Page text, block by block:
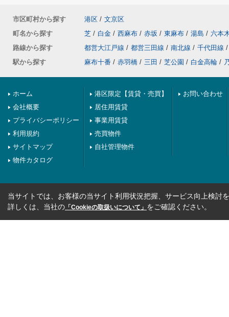
市区町村から探す 港区 / 文京区
町名から探す
芝 / 白金 / 西麻布 / 赤坂 / 東麻布 / 湯島 / 六本
路線から探す
都営大江戸線 / 都営三田線 / 南北線 / 千代田線 /
駅から探す
麻布十番 / 赤羽橋 / 三田 / 芝公園 / 白金高輪 /
ホーム
会社概要
プライバシーポリシー
利用規約
サイトマップ
物件カタログ
港区限定【賃貸・売買】
居住用賃貸
事業用賃貸
売買物件
自社管理物件
お問い合わせ
当サイトでは、お客様の当サイト利用状況把握、サービス向上検討
詳しくは、当社の 「Cookieの取扱いについて」 をご確認ください。